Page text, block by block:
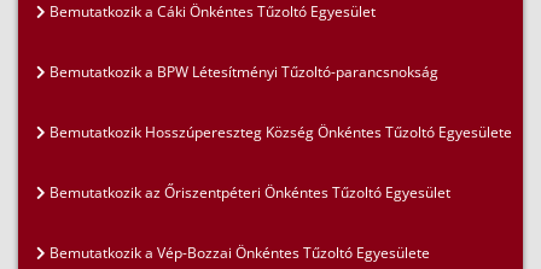
Bemutatkozik a Cáki Önkéntes Tűzoltó Egyesület
Bemutatkozik a BPW Létesítményi Tűzoltó-parancsnokság
Bemutatkozik Hosszúpereszteg Község Önkéntes Tűzoltó Egyesülete
Bemutatkozik az Őriszentpéteri Önkéntes Tűzoltó Egyesület
Bemutatkozik a Vép-Bozzai Önkéntes Tűzoltó Egyesülete